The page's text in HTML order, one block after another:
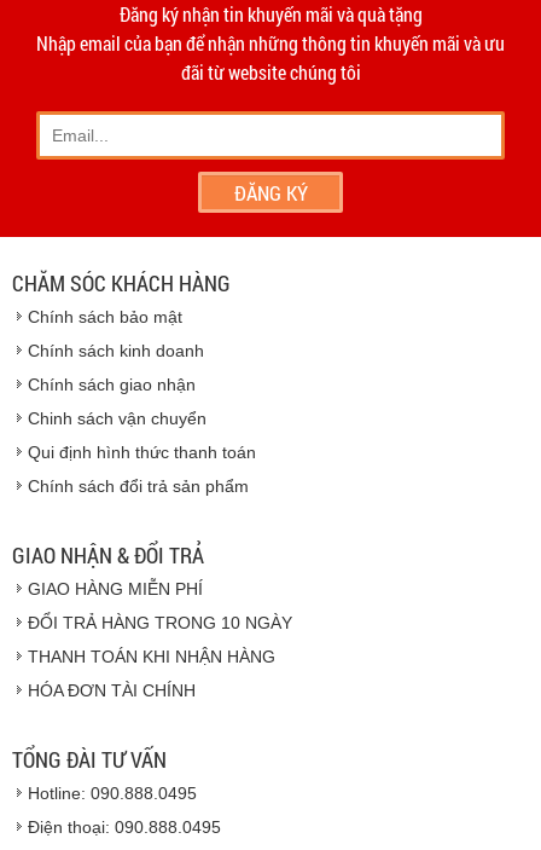
Dương
- Phương thức vận chuyển do hai bên thỏa thuận và thực
hiện trên tinh thần hợp tác, thiện chí.
- Khách hàng có thể đếngiao dịch trực tiếp tạicông ty
- Hoặc chúng tôi sẽcử nhân viên giao hàng
địa chỉ khách hàng cung cấp.
hạn 10 ngày
Vinhempich
CAM KẾT CHẤT LƯỢNG
Hàng hóa được giao cho quý khách là hàng mới
100% nguyên đai nguyên kiện.
Vinhempich
độ bảo hành sản phẩm đối với nhà sản xuất hoặc
nhà nhập khẩu nếu sản phẩm bị lỗi hoặc hỏng hóc
Đăng ký nhận tin khuyến mãi và quà tặng
Nhập email của bạn để nhận những thông tin khuyến mãi và ưu
đãi từ website chúng tôi
CHĂM SÓC KHÁCH HÀNG
Chính sách bảo mật
Chính sách kinh doanh
Chính sách giao nhận
Chinh sách vận chuyển
Qui định hình thức thanh toán
Chính sách đổi trả sản phẩm
GIAO NHẬN & ĐỔI TRẢ
GIAO HÀNG MIỄN PHÍ
ĐỔI TRẢ HÀNG TRONG 10 NGÀY
THANH TOÁN KHI NHẬN HÀNG
HÓA ĐƠN TÀI CHÍNH
TỔNG ĐÀI TƯ VẤN
Hotline: 090.888.0495
Điện thoại: 090.888.0495